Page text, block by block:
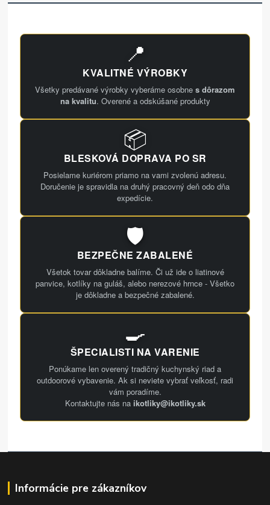
📍
KVALITNÉ VÝROBKY
Všetky predávané výrobky vyberáme osobne s dôrazom
na kvalitu. Overené a odskúšané produkty
📦
BLESKOVÁ DOPRAVA PO SR
Posielame kuriérom priamo na vami zvolenú adresu.
Doručenie je spravidla na druhý pracovný deň odo dňa
expedície.
🛡️
BEZPEČNE ZABALENÉ
Všetok tovar dôkladne balíme. Či už ide o liatinové
panvice, kotlíky na guláš, alebo nerezové hrnce - Všetko
je dôkladne a bezpečné zabalené.
🍳
ŠPECIALISTI NA VARENIE
Ponúkame len overený tradičný kuchynský riad a
outdoorové vybavenie. Ak si neviete vybrať veľkosť, radi
vám poradíme.
Kontaktujte nás na ikotliky@ikotliky.sk
Informácie pre zákazníkov